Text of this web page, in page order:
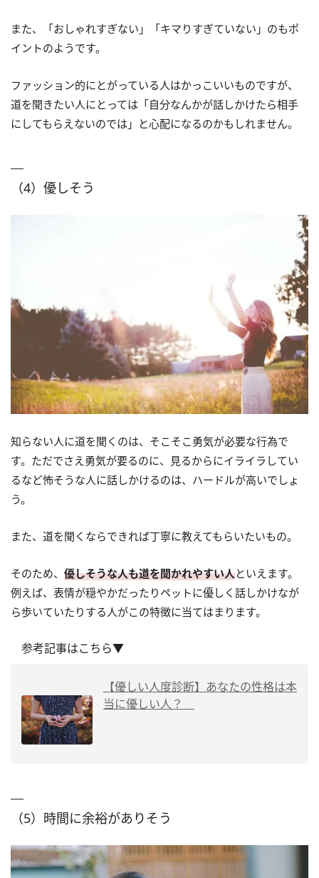
また、「おしゃれすぎない」「キマりすぎていない」のもポ
イントのようです。
ファッション的にとがっている人はかっこいいものですが、
道を聞きたい人にとっては「自分なんかが話しかけたら相手
にしてもらえないのでは」と心配になるのかもしれません。
（4）優しそう
知らない人に道を聞くのは、そこそこ勇気が必要な行為で
す。ただでさえ勇気が要るのに、見るからにイライラしてい
るなど怖そうな人に話しかけるのは、ハードルが高いでしょ
う。
また、道を聞くならできれば丁寧に教えてもらいたいもの。
そのため、 優しそうな人も道を聞かれやすい人といえます。
例えば、表情が穏やかだったりペットに優しく話しかけなが
ら歩いていたりする人がこの特徴に当てはまります。
参考記事はこちら▼
【優しい人度診断】あなたの性格は本
当に優しい人？
（5）時間に余裕がありそう